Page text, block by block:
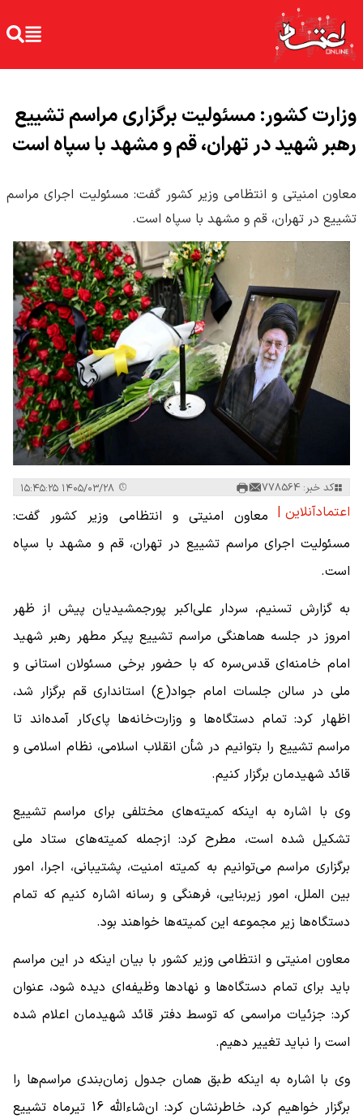
وزارت کشور: مسئولیت برگزاری مراسم تشییع
‌رهبر شهید در تهران، قم و مشهد با سپاه است
معاون امنیتی و انتظامی وزیر کشور گفت: مسئولیت اجرای مراسم
تشییع در تهران، قم و مشهد با سپاه است.
کد خبر: 778564
اعتمادآنلاین | معاون امنیتی و انتظامی وزیر کشور گفت:
مسئولیت اجرای مراسم تشییع در تهران، قم و مشهد با سپاه
است.
به گزارش تسنیم، سردار علی‌اکبر پورجمشیدیان پیش از ظهر
امروز در جلسه هماهنگی مراسم تشییع پیکر مطهر رهبر شهید
امام خامنه‌ای قدس‌سره که با حضور برخی مسئولان استانی و
ملی در سالن جلسات امام جواد(ع) استانداری قم برگزار شد،
اظهار کرد: تمام دستگاه‌ها و وزارت‌خانه‌ها پای‌کار آمده‌اند تا
مراسم تشییع را بتوانیم در شأن انقلاب اسلامی، نظام اسلامی و
قائد شهیدمان برگزار کنیم.
وی با اشاره به اینکه کمیته‌های مختلفی برای مراسم تشییع
تشکیل شده است، مطرح کرد: ازجمله کمیته‌های ستاد ملی
برگزاری مراسم می‌توانیم به کمیته امنیت، پشتیبانی، اجرا، امور
بین الملل، امور زیربنایی، فرهنگی و رسانه اشاره کنیم که تمام
دستگاه‌ها زیر مجموعه این کمیته‌ها خواهند بود.
معاون امنیتی و انتظامی وزیر کشور با بیان اینکه در این مراسم
باید برای تمام دستگاه‌ها و نهادها وظیفه‌ای دیده شود، عنوان
کرد: جزئیات مراسمی که توسط دفتر قائد شهیدمان اعلام شده
است را نباید تغییر دهیم.
وی با اشاره به اینکه طبق همان جدول زمان‌بندی مراسم‌ها را
برگزار خواهیم کرد، خاطرنشان کرد: ان‌شاءالله 16 تیرماه تشییع